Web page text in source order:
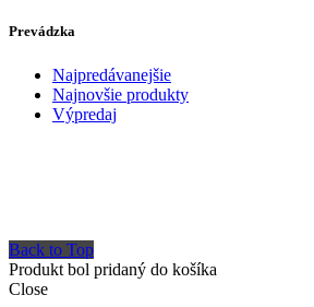
Prevádzka
Najpredávanejšie
Najnovšie produkty
Výpredaj
Back to Top
Produkt bol pridaný do košíka
Close